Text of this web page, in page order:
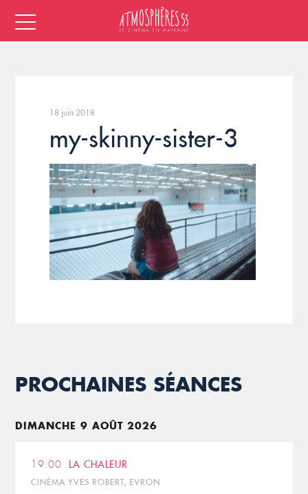
18 juin 2018
my-skinny-sister-3
PROCHAINES SÉANCES
DIMANCHE 9 AOÛT 2026
19:00 LA CHALEUR
CINÉMA YVES ROBERT, EVRON